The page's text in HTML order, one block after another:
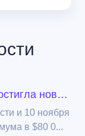
Стоимость Биткоина 10 ноября достигла нового исторического максимума в $80 000!
и 10 ноября
в $80 0...